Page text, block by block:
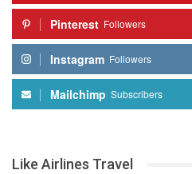
Pinterest Followers
Instagram Followers
Mailchimp Subscribers
Like Airlines Travel